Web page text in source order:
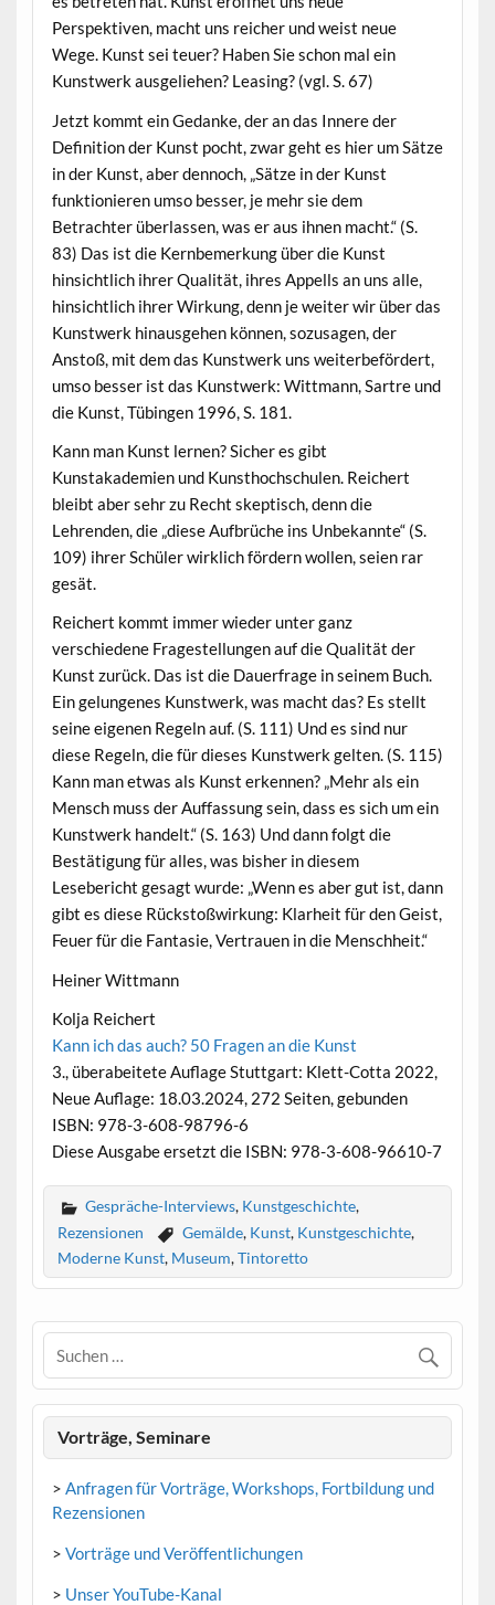
Perspektiven, macht uns reicher und weist neue
Wege. Kunst sei teuer? Haben Sie schon mal ein
Kunstwerk ausgeliehen? Leasing? (vgl. S. 67)
Jetzt kommt ein Gedanke, der an das Innere der
Definition der Kunst pocht, zwar geht es hier um Sätze
in der Kunst, aber dennoch, „Sätze in der Kunst
funktionieren umso besser, je mehr sie dem
Betrachter überlassen, was er aus ihnen macht.“ (S.
83) Das ist die Kernbemerkung über die Kunst
hinsichtlich ihrer Qualität, ihres Appells an uns alle,
hinsichtlich ihrer Wirkung, denn je weiter wir über das
Kunstwerk hinausgehen können, sozusagen, der
Anstoß, mit dem das Kunstwerk uns weiterbefördert,
umso besser ist das Kunstwerk: Wittmann, Sartre und
die Kunst, Tübingen 1996, S. 181.
Kann man Kunst lernen? Sicher es gibt
Kunstakademien und Kunsthochschulen. Reichert
bleibt aber sehr zu Recht skeptisch, denn die
Lehrenden, die „diese Aufbrüche ins Unbekannte“ (S.
109) ihrer Schüler wirklich fördern wollen, seien rar
gesät.
Reichert kommt immer wieder unter ganz
verschiedene Fragestellungen auf die Qualität der
Kunst zurück. Das ist die Dauerfrage in seinem Buch.
Ein gelungenes Kunstwerk, was macht das? Es stellt
seine eigenen Regeln auf. (S. 111) Und es sind nur
diese Regeln, die für dieses Kunstwerk gelten. (S. 115)
Kann man etwas als Kunst erkennen? „Mehr als ein
Mensch muss der Auffassung sein, dass es sich um ein
Kunstwerk handelt.“ (S. 163) Und dann folgt die
Bestätigung für alles, was bisher in diesem
Lesebericht gesagt wurde: „Wenn es aber gut ist, dann
gibt es diese Rückstoßwirkung: Klarheit für den Geist,
Feuer für die Fantasie, Vertrauen in die Menschheit.“
Heiner Wittmann
Kolja Reichert
Kann ich das auch? 50 Fragen an die Kunst
3., überabeitete Auflage Stuttgart: Klett-Cotta 2022,
Neue Auflage: 18.03.2024, 272 Seiten, gebunden
ISBN: 978-3-608-98796-6
Diese Ausgabe ersetzt die ISBN: 978-3-608-96610-7
Gespräche-Interviews, Kunstgeschichte,
Rezensionen
Gemälde, Kunst, Kunstgeschichte,
Moderne Kunst, Museum,Tintoretto
Vorträge, Seminare
> Anfragen für Vorträge, Workshops, Fortbildung und
Rezensionen
> Vorträge und Veröffentlichungen
> Unser YouTube-Kanal